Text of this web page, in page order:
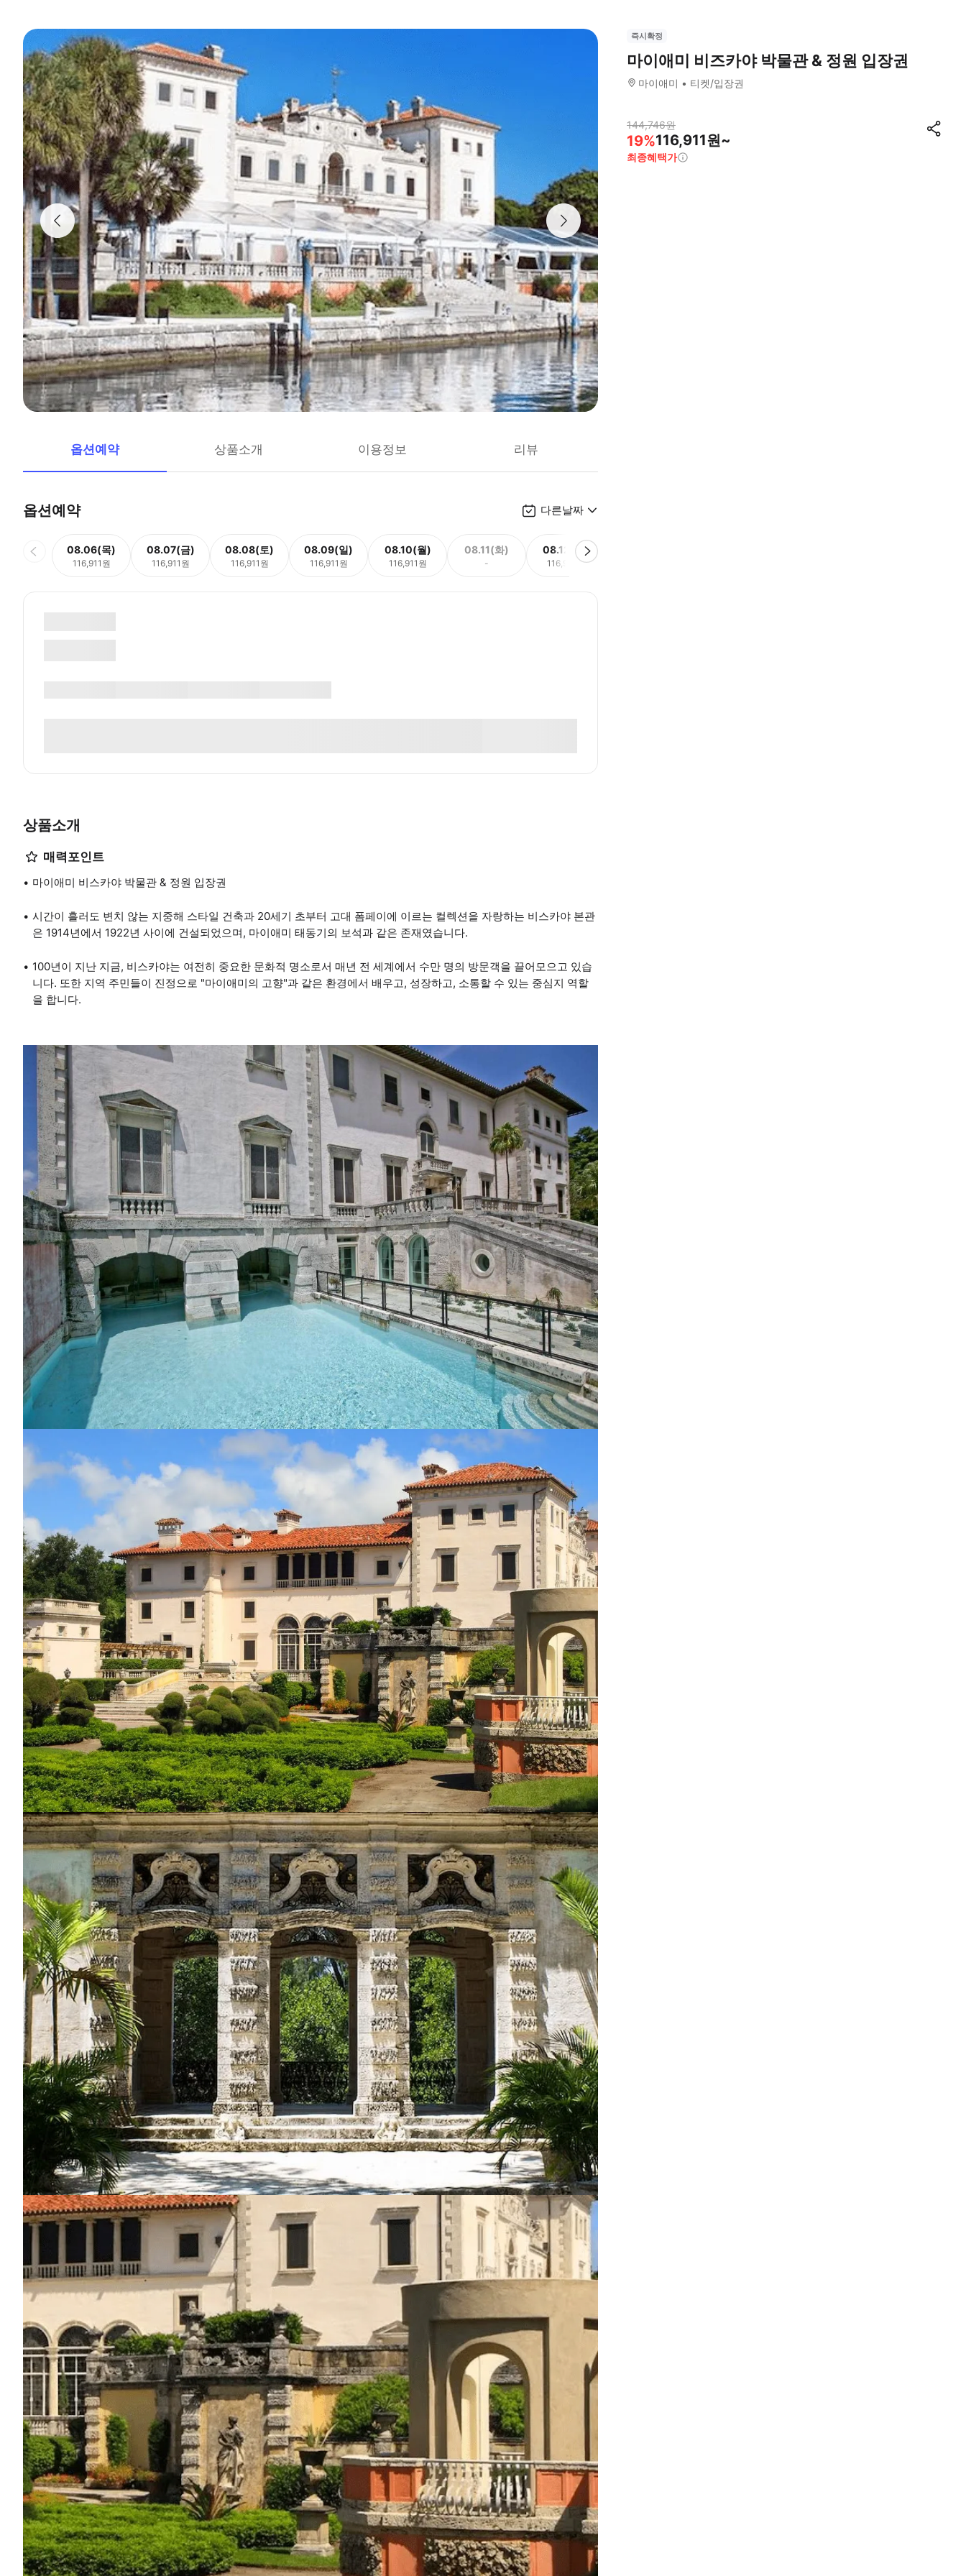
옵션예약 상품소개 이용정보 리뷰
옵션예약 다른날짜
08.06(목)
116,911원
08.07(금)
116,911원
08.08(토)
116,911원
08.09(일)
116,911원
08.10(월)
116,911원
08.11(화)
-
08.12(수)
116,911원
상품소개
매력포인트
마이애미 비스카야 박물관 & 정원 입장권
시간이 흘러도 변치 않는 지중해 스타일 건축과 20세기 초부터 고대 폼페이에 이르는 컬렉션을 자랑하는 비스카야 본관
은 1914년에서 1922년 사이에 건설되었으며, 마이애미 태동기의 보석과 같은 존재였습니다.
100년이 지난 지금, 비스카야는 여전히 중요한 문화적 명소로서 매년 전 세계에서 수만 명의 방문객을 끌어모으고 있습
니다. 또한 지역 주민들이 진정으로 "마이애미의 고향"과 같은 환경에서 배우고, 성장하고, 소통할 수 있는 중심지 역할
을 합니다.
즉시확정
마이애미 비즈카야 박물관 & 정원 입장권
마이애미 티켓/입장권
144,746원
19%116,911원~
최종혜택가